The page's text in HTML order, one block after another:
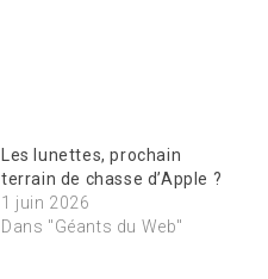
Les lunettes, prochain
terrain de chasse d’Apple ?
1 juin 2026
Dans "Géants du Web"